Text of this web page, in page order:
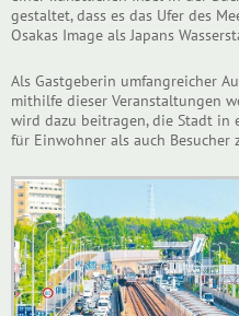
gestaltet, dass es das Ufer des
Osakas Image als Japans
Als Gastgeberin umfangreicher
mithilfe dieser Veranstaltungen
wird dazu beitragen, die Stadt
für Einwohner als auch Besucher